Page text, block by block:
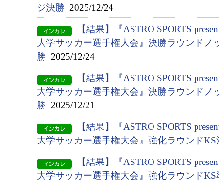
ジ決勝 2025/12/24
【結果】『ASTRO SPORTS
大学サッカー選手権大会』決勝ラウンドノ
勝 2025/12/24
【結果】『ASTRO SPORTS
大学サッカー選手権大会』決勝ラウンドノ
勝 2025/12/21
【結果】『ASTRO SPORTS
大学サッカー選手権大会』強化ラウンドKS
【結果】『ASTRO SPORTS
大学サッカー選手権大会』強化ラウンドKS